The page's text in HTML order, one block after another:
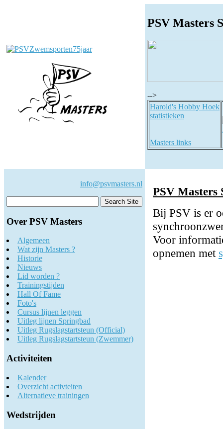
PSV Masters
-->
Harold's Hobby Hoek
statistieken
Masters links
info@psvmasters.nl
Over PSV Masters
Algemeen
Wat zijn Masters ?
Historie
Nieuws
Lid worden ?
Trainingstijden
Hall Of Fame
Foto's
Cursus lijnen leggen
Uitleg lijnen Springbad
Uitleg Rugslagstartsteun (Official)
Uitleg Rugslagstartsteun (Zwemmer)
Activiteiten
Kalender
Overzicht activteiten
Alternatieve trainingen
Wedstrijden
PSV Masters
Bij PSV is er
Voor
opnemen met